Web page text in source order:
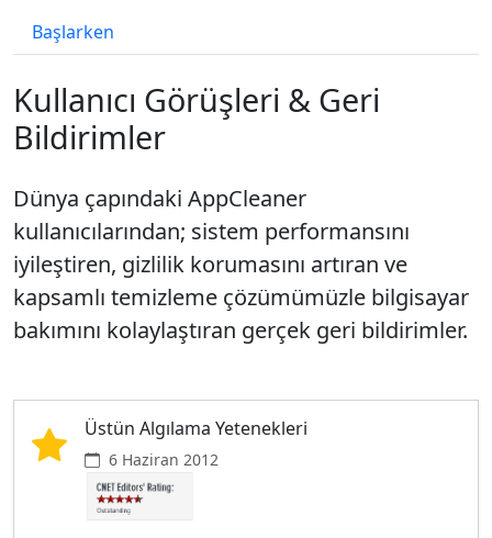
Başlarken
Kullanıcı Görüşleri & Geri
Bildirimler
Dünya çapındaki AppCleaner
kullanıcılarından; sistem performansını
iyileştiren, gizlilik korumasını artıran ve
kapsamlı temizleme çözümümüzle bilgisayar
bakımını kolaylaştıran gerçek geri bildirimler.
Üstün Algılama Yetenekleri
6 Haziran 2012